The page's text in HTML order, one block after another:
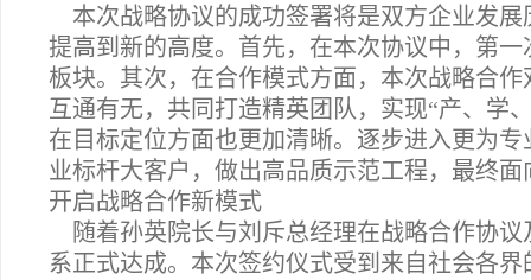
本次战略协议的成功签署将是双方企业发
提高到新的高度。首先，在本次协议中，第
板块。其次，在合作模式方面，本次战略合
互通有无，共同打造精英团队，实现“产、学
在目标定位方面也更加清晰。逐步进入更为
业标杆大客户，做出高品质示范工程，最终
开启战略合作新模式
随着孙英院长与刘斥总经理在战略合作协
系正式达成。本次签约仪式受到来自社会各